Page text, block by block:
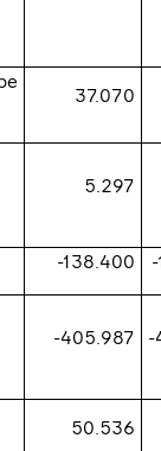
37.070
5.297
-138.400
-405.987 -
50.536